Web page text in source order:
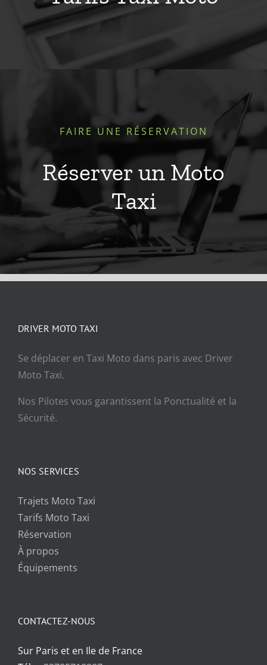
FAIRE UNE RÉSERVATION
Réserver un Moto
Taxi
DRIVER MOTO TAXI
Se déplacer en Taxi Moto dans paris avec Driver
Moto Taxi.
Nos Pilotes vous garantissent la Ponctualité et la
Sécurité.
NOS SERVICES
Trajets Moto Taxi
Tarifs Moto Taxi
Réservation
À propos
Équipements
CONTACTEZ-NOUS
Sur Paris et en Ile de France